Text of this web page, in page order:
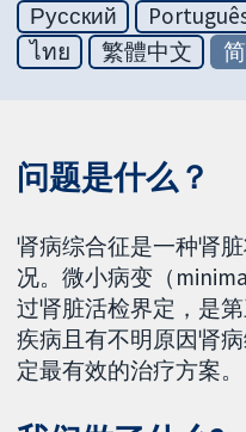
Русский
ไทย
繁體中文
问题是什么？
肾病综合征是一种肾
况。微小病变（
过肾脏活检界定，是
疾病且有不明原因肾
定最有效的治疗方案。